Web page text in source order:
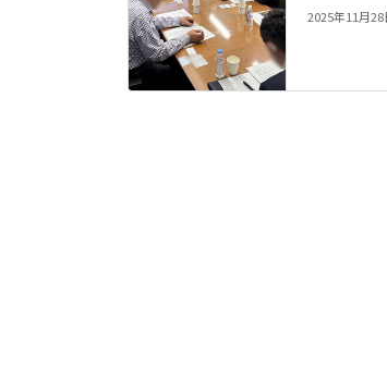
2025年11月28